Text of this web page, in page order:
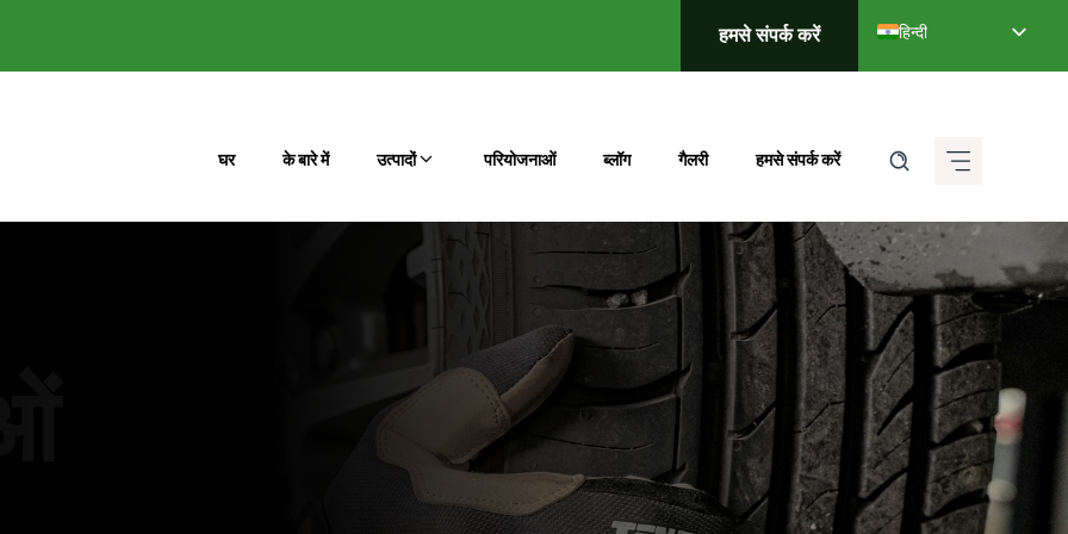
हमसे संपर्क करें
हिन्दी
English
Français
Español de México
ગુજરાતી
ಕನ್ನಡ
मराठी
தமிழ்
తెలుగు
العربية
বাংলা
घर के बारे में उत्पादों परियोजनाओं ब्लॉग गैलरी हमसे संपर्क करें